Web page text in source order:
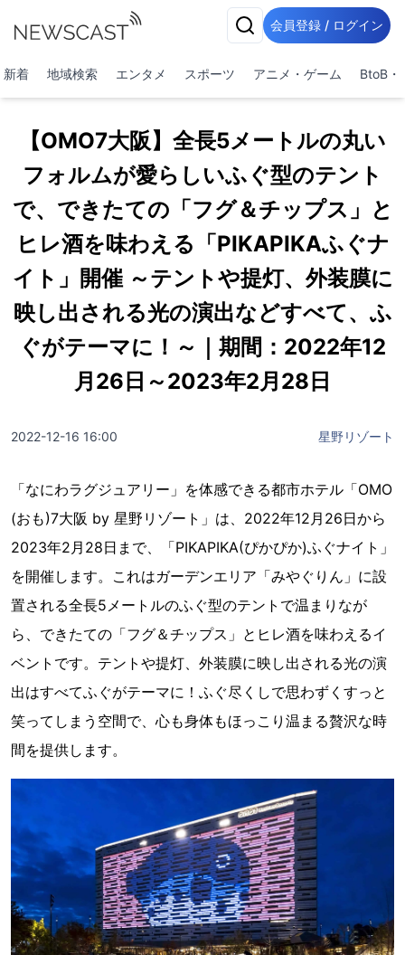
会員登録 / ログイン
新着 地域検索 エンタメ スポーツ アニメ・ゲーム BtoB・
【OMO7大阪】全長5メートルの丸い
フォルムが愛らしいふぐ型のテント
で、できたての「フグ＆チップス」と
ヒレ酒を味わえる「PIKAPIKAふぐナ
イト」開催 ～テントや提灯、外装膜に
映し出される光の演出などすべて、ふ
ぐがテーマに！～｜期間：2022年12
月26日～2023年2月28日
2022-12-16 16:00 星野リゾート
「なにわラグジュアリー」を体感できる都市ホテル「OMO
(おも)7大阪 by 星野リゾート」は、2022年12月26日から
2023年2月28日まで、「PIKAPIKA(ぴかぴか)ふぐナイト」
を開催します。これはガーデンエリア「みやぐりん」に設
置される全長5メートルのふぐ型のテントで温まりなが
ら、できたての「フグ＆チップス」とヒレ酒を味わえるイ
ベントです。テントや提灯、外装膜に映し出される光の演
出はすべてふぐがテーマに！ふぐ尽くしで思わずくすっと
笑ってしまう空間で、心も身体もほっこり温まる贅沢な時
間を提供します。